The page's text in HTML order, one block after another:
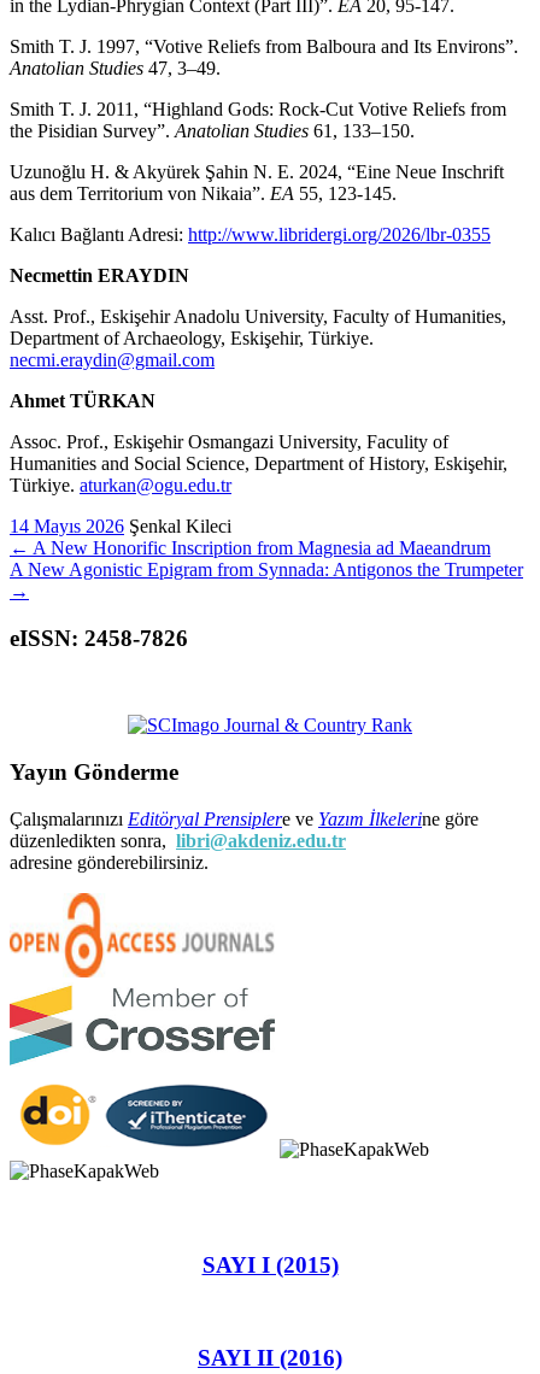
in the Lydian-Phrygian Context (Part III)”. EA 20, 95-147.
Smith T. J. 1997, “Votive Reliefs from Balboura and Its Environs”.
Anatolian Studies 47, 3–49.
Smith T. J. 2011, “Highland Gods: Rock-Cut Votive Reliefs from
the Pisidian Survey”. Anatolian Studies 61, 133–150.
Uzunoğlu H. & Akyürek Şahin N. E. 2024, “Eine Neue Inschrift
aus dem Territorium von Nikaia”. EA 55, 123-145.
Kalıcı Bağlantı Adresi: http://www.libridergi.org/2026/lbr-0355
Necmettin ERAYDIN
Asst. Prof., Eskişehir Anadolu University, Faculty of Humanities,
Department of Archaeology, Eskişehir, Türkiye.
necmi.eraydin@gmail.com
Ahmet TÜRKAN
Assoc. Prof., Eskişehir Osmangazi University, Faculity of
Humanities and Social Science, Department of History, Eskişehir,
Türkiye. aturkan@ogu.edu.tr
14 Mayıs 2026 Şenkal Kileci
← A New Honorific Inscription from Magnesia ad Maeandrum
A New Agonistic Epigram from Synnada: Antigonos the Trumpeter
→
eISSN: 2458-7826
Yayın Gönderme
Çalışmalarınızı Editöryal Prensiplere ve Yazım İlkelerine göre
düzenledikten sonra, libri@akdeniz.edu.tr
adresine gönderebilirsiniz.
SAYI I (2015)
SAYI II (2016)